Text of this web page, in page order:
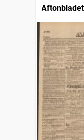
Aftonbladet